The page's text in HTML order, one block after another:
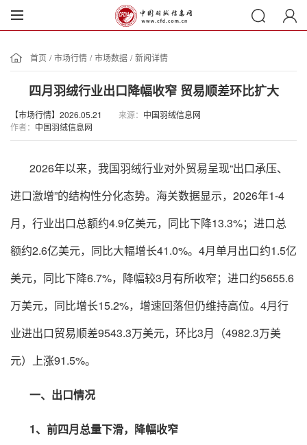
首页 / 市场行情 / 市场数据 / 新闻详情
四月羽绒行业出口降幅收窄 贸易顺差环比扩大
【市场行情】2026.05.21 来源： 中国羽绒信息网
作者： 中国羽绒信息网
2026年以来，我国羽绒行业对外贸易呈现“出口承压、
进口激增”的结构性分化态势。海关数据显示，2026年1-4
月，行业出口总额约4.9亿美元，同比下降13.3%；进口总
额约2.6亿美元，同比大幅增长41.0%。4月单月出口约1.5亿
美元，同比下降6.7%，降幅较3月有所收窄；进口约5655.6
万美元，同比增长15.2%，增速回落但仍维持高位。4月行
业进出口贸易顺差9543.3万美元，环比3月（4982.3万美
元）上涨91.5%。
一、出口情况
1、前四月总量下滑，降幅收窄